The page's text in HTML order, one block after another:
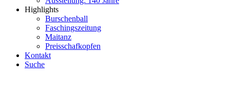
Highlights
Burschenball
Faschingszeitung
Maitanz
Preisschafkopfen
Kontakt
Suche